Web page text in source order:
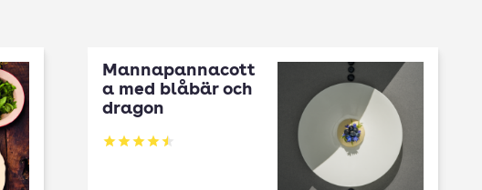
Mannapannacott
a med blåbär och
dragon
Betyg: 4.5 av 5